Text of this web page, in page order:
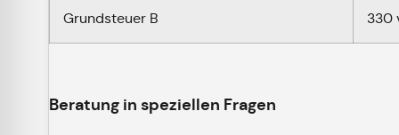
Grundsteuer B 330
Beratung in speziellen Fragen